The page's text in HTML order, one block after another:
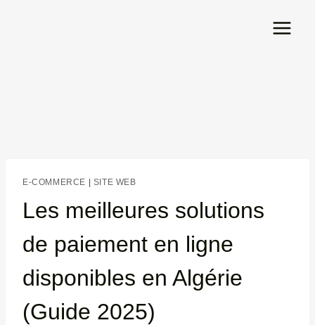
E-COMMERCE | SITE WEB
Les meilleures solutions
de paiement en ligne
disponibles en Algérie
(Guide 2025)